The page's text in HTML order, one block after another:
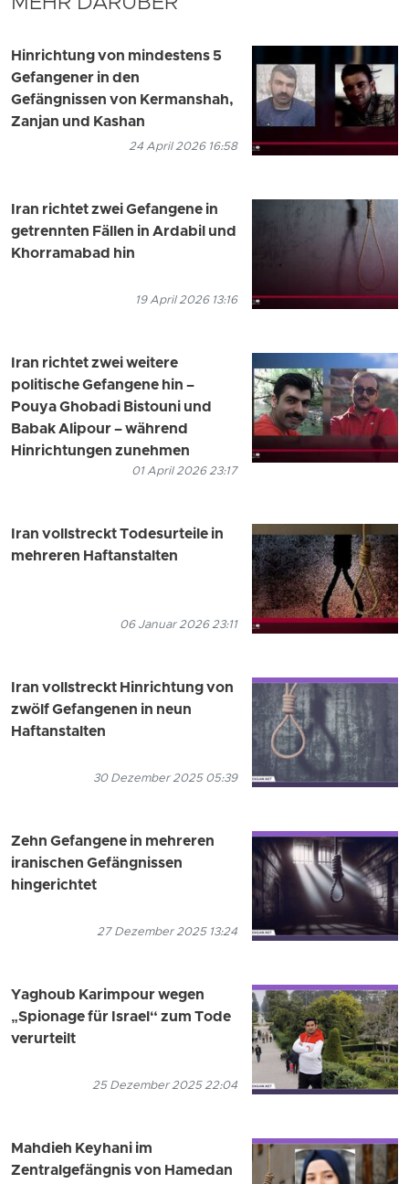
Hinrichtung von mindestens 5
Gefangener in den
Gefängnissen von Kermanshah,
Zanjan und Kashan
24 April 2026 16:58
Iran richtet zwei Gefangene in
getrennten Fällen in Ardabil und
Khorramabad hin
19 April 2026 13:16
Iran richtet zwei weitere
politische Gefangene hin –
Pouya Ghobadi Bistouni und
Babak Alipour – während
Hinrichtungen zunehmen
01 April 2026 23:17
Iran vollstreckt Todesurteile in
mehreren Haftanstalten
06 Januar 2026 23:11
Iran vollstreckt Hinrichtung von
zwölf Gefangenen in neun
Haftanstalten
30 Dezember 2025 05:39
Zehn Gefangene in mehreren
iranischen Gefängnissen
hingerichtet
27 Dezember 2025 13:24
Yaghoub Karimpour wegen
„Spionage für Israel“ zum Tode
verurteilt
25 Dezember 2025 22:04
Mahdieh Keyhani im
Zentralgefängnis von Hamedan